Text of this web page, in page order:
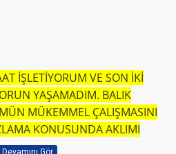
IŞLETIYORUM VE SON IKI
YAŞAMADIM. BALIK
MÜKEMMEL ÇALIŞMASINI
KONUSUNDA AKLIMI